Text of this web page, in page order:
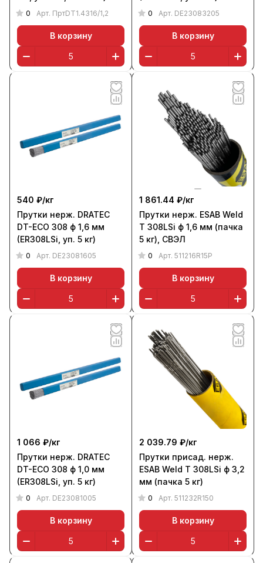
0 Арт. ПртDT1.4316/1,2
В корзину
0 Арт. DE23083205
В корзину
540 ₽/кг
Прутки нерж. DRATEC
DT-ECO 308 ф 1,6 мм
(ER308LSi, уп. 5 кг)
0 Арт. DE23081605
В корзину
1 861.44 ₽/кг
Прутки нерж. ESAB Weld
T 308LSi ф 1,6 мм (пачка
5 кг), СВЭЛ
0 Арт. 511216R15P
В корзину
1 066 ₽/кг
Прутки нерж. DRATEC
DT-ECO 308 ф 1,0 мм
(ER308LSi, уп. 5 кг)
0 Арт. DE23081005
В корзину
2 039.79 ₽/кг
Прутки присад. нерж.
ESAB Weld T 308LSi ф 3,2
мм (пачка 5 кг)
0 Арт. 511232R150
В корзину